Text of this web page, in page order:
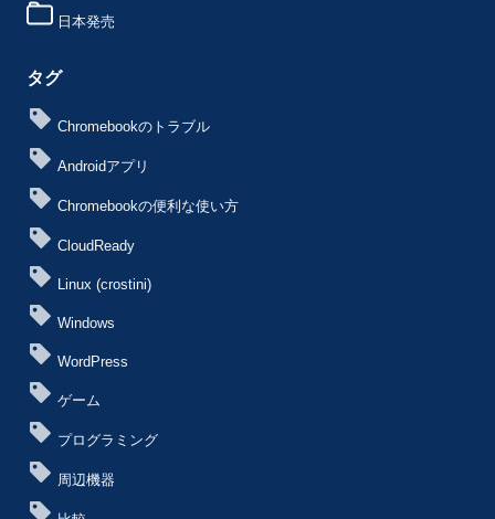
日本発売
タグ
Chromebookのトラブル
Androidアプリ
Chromebookの便利な使い方
CloudReady
Linux (crostini)
Windows
WordPress
ゲーム
プログラミング
周辺機器